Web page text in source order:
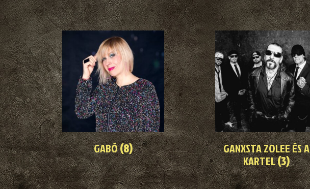
GABÓ(8)
GANXSTA ZOLEE ÉS A
KARTEL(3)